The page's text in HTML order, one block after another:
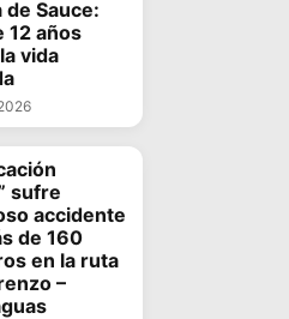
de Sauce:
12 años
vida
sufre
accidente
de 160
en la ruta
–